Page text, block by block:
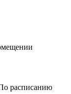
расписанию